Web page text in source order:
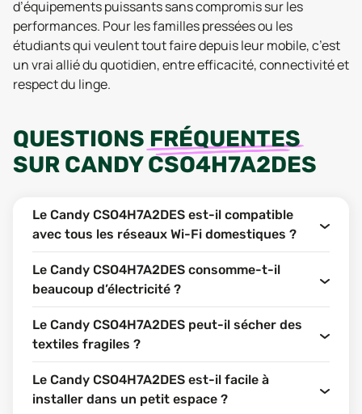
d’équipements puissants sans compromis sur les
performances. Pour les familles pressées ou les
étudiants qui veulent tout faire depuis leur mobile, c’est
un vrai allié du quotidien, entre efficacité, connectivité et
respect du linge.
QUESTIONS FRÉQUENTES
SUR CANDY CSO4H7A2DES
Le Candy CSO4H7A2DES est-il compatible
avec tous les réseaux Wi-Fi domestiques ?
Le Candy CSO4H7A2DES consomme-t-il
beaucoup d’électricité ?
Le Candy CSO4H7A2DES peut-il sécher des
textiles fragiles ?
Le Candy CSO4H7A2DES est-il facile à
installer dans un petit espace ?